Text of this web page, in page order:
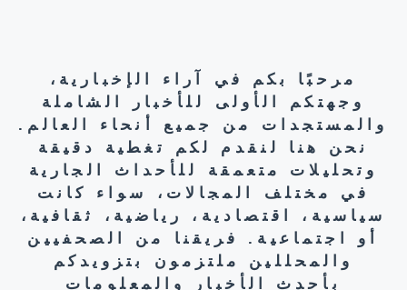
مرحبًا بكم في آراء الإخبارية،
وجهتكم الأولى للأخبار الشاملة
والمستجدات من جميع أنحاء العالم.
نحن هنا لنقدم لكم تغطية دقيقة
وتحليلات متعمقة للأحداث الجارية
في مختلف المجالات، سواء كانت
سياسية، اقتصادية، رياضية، ثقافية،
أو اجتماعية. فريقنا من الصحفيين
والمحللين ملتزمون بتزويدكم
بأحدث الأخبار والمعلومات